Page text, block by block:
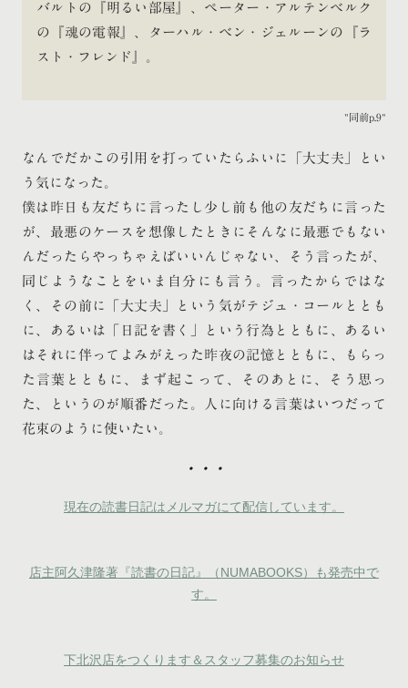
バルトの『明るい部屋』、ペーター・アルテンベルク
の『魂の電報』、ターハル・ベン・ジェルーンの『ラ
スト・フレンド』。
同前p.9
なんでだかこの引用を打っていたらふいに「大丈夫」とい
う気になった。
僕は昨日も友だちに言ったし少し前も他の友だちに言った
が、最悪のケースを想像したときにそんなに最悪でもない
んだったらやっちゃえばいいんじゃない、そう言ったが、
同じようなことをいま自分にも言う。言ったからではな
く、その前に「大丈夫」という気がテジュ・コールととも
に、あるいは「日記を書く」という行為とともに、あるい
はそれに伴ってよみがえった昨夜の記憶とともに、もらっ
た言葉とともに、まず起こって、そのあとに、そう思っ
た、というのが順番だった。人に向ける言葉はいつだって
花束のように使いたい。
・・・
現在の読書日記はメルマガにて配信しています。
店主阿久津隆著『読書の日記』（NUMABOOKS）も発売中で
す。
下北沢店をつくります＆スタッフ募集のお知らせ